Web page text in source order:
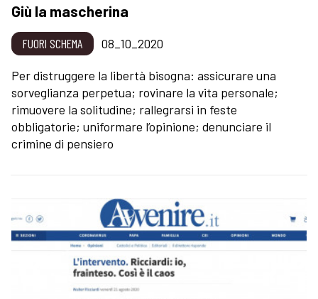
Giù la mascherina
FUORI SCHEMA 08_10_2020
Per distruggere la libertà bisogna: assicurare una
sorveglianza perpetua; rovinare la vita personale;
rimuovere la solitudine; rallegrarsi in feste
obbligatorie; uniformare l’opinione; denunciare il
crimine di pensiero